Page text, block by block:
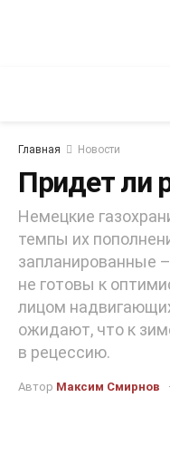
Главная Новости
Придет ли
Немецкие
темпы их
запланированные
не готовы к
лицом
ожидают, что к
в рецессию.
Автор Максим Смирнов